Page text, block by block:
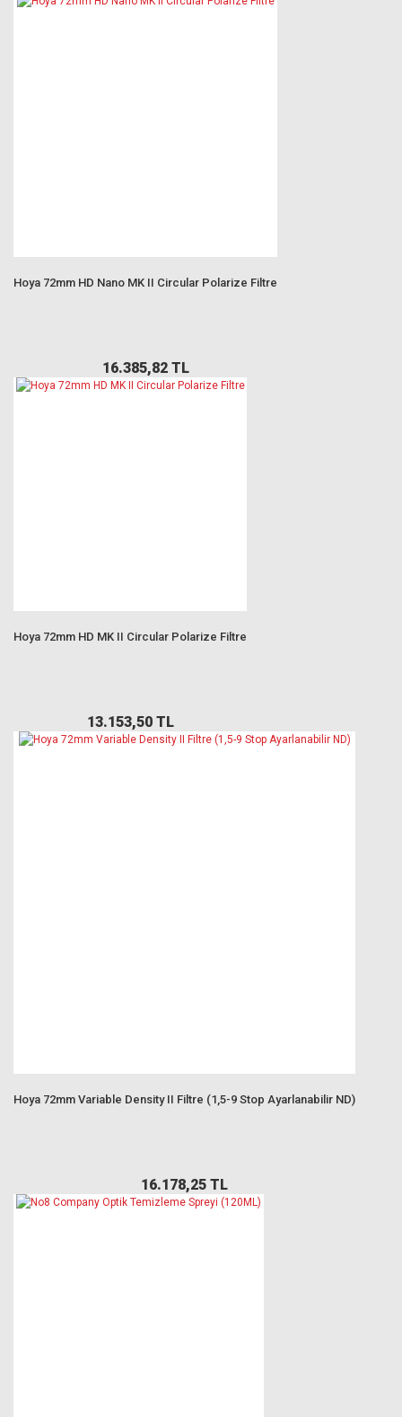
Hoya 72mm HD Nano MK II Circular Polarize Filtre
16.385,82 TL
Hoya 72mm HD MK II Circular Polarize Filtre
13.153,50 TL
Hoya 72mm Variable Density II Filtre (1,5-9 Stop Ayarlanabilir ND)
16.178,25 TL